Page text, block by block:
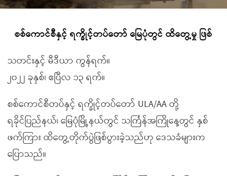
စစ်ကောင်စီနှင့် ရက္ခိုင့်တပ်တော် မြေပုံတွင် ထိတွေ့မှု ဖြစ်
သတင်းနှင့် မီဒီယာ ကွန်ရက်။
၂၀၂၂ ခုနှစ်၊ ဧပြီလ ၁၃ ရက်။
စစ်ကောင်စီတပ်နှင့် ရက္ခိုင့်တပ်တော် ULA/AA တို့
ရခိုင်ပြည်နယ်၊ မြေပုံမြို့နယ်တွင် သင်္ကြန်အကြိုနေ့တွင် နှစ်
ဖက်ကြား ထိတွေ့တိုက်ပွဲဖြစ်ပွားခဲ့သည်ဟု ဒေသခံများက
ပြောသည်။